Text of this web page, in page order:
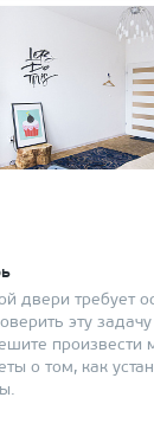
двери требует
эту
произвести
о том, как